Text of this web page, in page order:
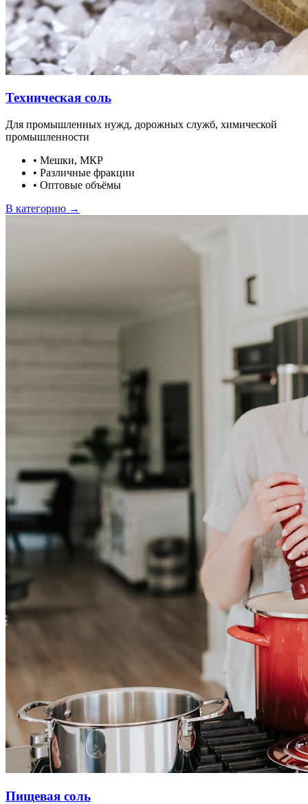
Техническая соль
Для промышленных нужд, дорожных служб, химической
промышленности
• Мешки, МКР
• Различные фракции
• Оптовые объёмы
В категорию →
Пищевая соль